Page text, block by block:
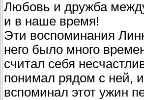
Любовь и дружба
и в наше время!
Эти воспоминания
него было много
считал себя
понимал рядом с ней,
вспоминал этот ужин